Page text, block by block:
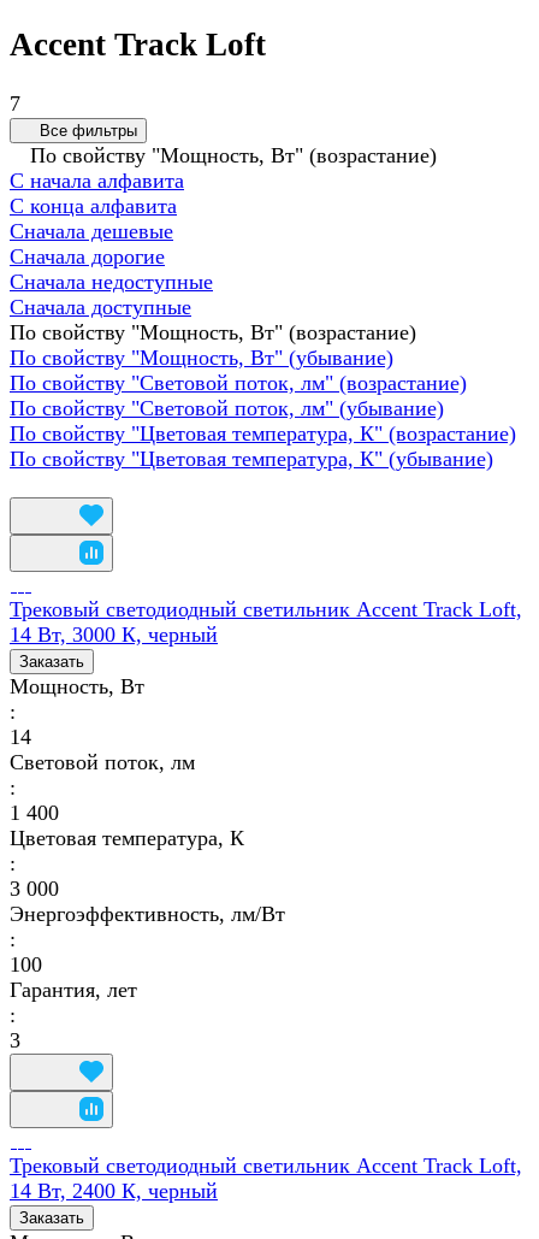
Accent Track Loft
7
Все фильтры
По свойству "Мощность, Вт" (возрастание)
С начала алфавита
С конца алфавита
Сначала дешевые
Сначала дорогие
Сначала недоступные
Сначала доступные
По свойству "Мощность, Вт" (возрастание)
По свойству "Мощность, Вт" (убывание)
По свойству "Световой поток, лм" (возрастание)
По свойству "Световой поток, лм" (убывание)
По свойству "Цветовая температура, К" (возрастание)
По свойству "Цветовая температура, К" (убывание)
Трековый светодиодный светильник Accent Track Loft,
14 Вт, 3000 К, черный
Заказать
Мощность, Вт
:
14
Световой поток, лм
:
1 400
Цветовая температура, К
:
3 000
Энергоэффективность, лм/Вт
:
100
Гарантия, лет
:
3
Трековый светодиодный светильник Accent Track Loft,
14 Вт, 2400 К, черный
Заказать